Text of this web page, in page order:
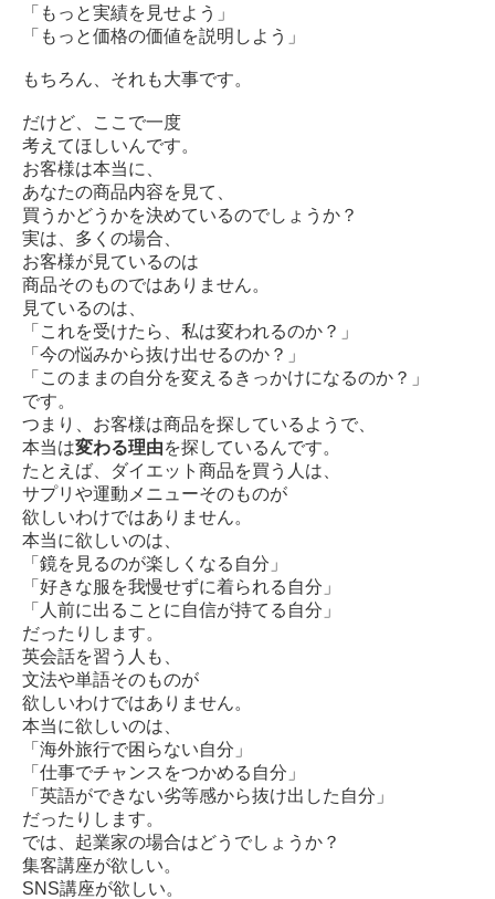
「もっと実績を見せよう」
「もっと価格の価値を説明しよう」
もちろん、それも大事です。
だけど、ここで一度
考えてほしいんです。
お客様は本当に、
あなたの商品内容を見て、
買うかどうかを決めているのでしょうか？
実は、多くの場合、
お客様が見ているのは
商品そのものではありません。
見ているのは、
「これを受けたら、私は変われるのか？」
「今の悩みから抜け出せるのか？」
「このままの自分を変えるきっかけになるのか？」
です。
つまり、お客様は商品を探しているようで、
本当は変わる理由を探しているんです。
たとえば、ダイエット商品を買う人は、
サプリや運動メニューそのものが
欲しいわけではありません。
本当に欲しいのは、
「鏡を見るのが楽しくなる自分」
「好きな服を我慢せずに着られる自分」
「人前に出ることに自信が持てる自分」
だったりします。
英会話を習う人も、
文法や単語そのものが
欲しいわけではありません。
本当に欲しいのは、
「海外旅行で困らない自分」
「仕事でチャンスをつかめる自分」
「英語ができない劣等感から抜け出した自分」
だったりします。
では、起業家の場合はどうでしょうか？
集客講座が欲しい。
SNS講座が欲しい。